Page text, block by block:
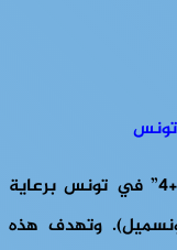
تونس
استؤنفت أعمال لجنة الحوار المحدود “4+4” في تونس برعاية
وتهدف هذه